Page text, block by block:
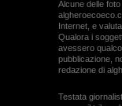
Alcune delle
Internet, e
Qualora i
avessero
pubblicazione,
redazione di
Testata